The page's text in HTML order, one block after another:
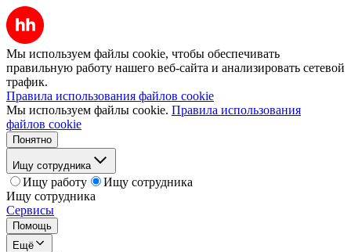
Мы используем файлы cookie, чтобы обеспечивать
правильную работу нашего веб-сайта и анализировать сетевой
трафик.
Правила использования файлов cookie
Мы используем файлы cookie. Правила использования
файлов cookie
Понятно
Ищу сотрудника
Ищу работу
Ищу сотрудника
Ищу сотрудника
Сервисы
Помощь
Ещё